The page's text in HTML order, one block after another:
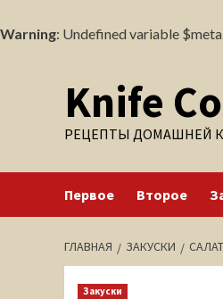
Warning: Undefined variable
содержимомуKnife
РЕЦЕПТЫ ДОМАШНЕЙ
Первое Второе
ГЛАВНАЯ ЗАКУСКИ
Закуски